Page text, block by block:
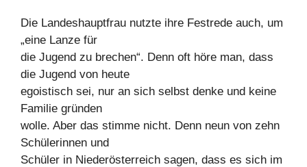
Die Landeshauptfrau nutzte ihre Festrede auch, um
„eine Lanze für
die Jugend zu brechen“. Denn oft höre man, dass
die Jugend von heute
egoistisch sei, nur an sich selbst denke und keine
Familie gründen
wolle. Aber das stimme nicht. Denn neun von zehn
Schülerinnen und
Schüler in Niederösterreich sagen, dass es sich im